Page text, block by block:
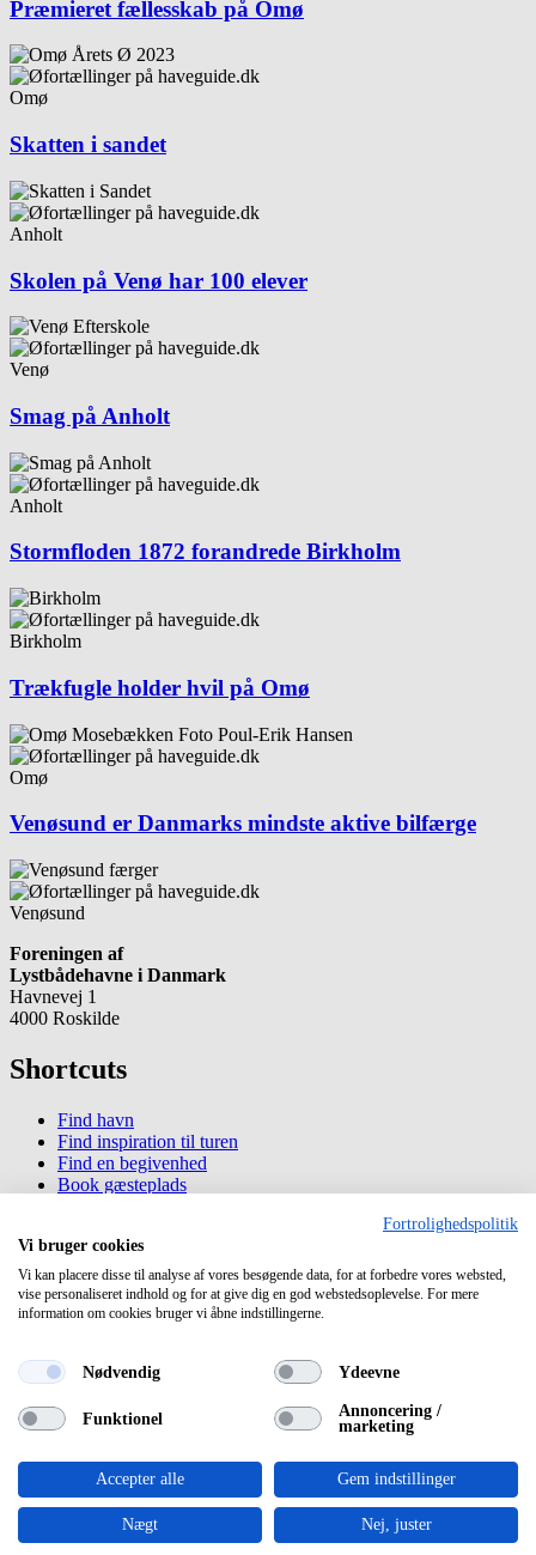
Præmieret fællesskab på Omø
Omø
Skatten i sandet
Anholt
Skolen på Venø har 100 elever
Venø
Smag på Anholt
Anholt
Stormfloden 1872 forandrede Birkholm
Birkholm
Trækfugle holder hvil på Omø
Omø
Venøsund er Danmarks mindste aktive bilfærge
Venøsund
Foreningen af
Lystbådehavne i Danmark
Havnevej 1
4000 Roskilde
Shortcuts
Find havn
Find inspiration til turen
Find en begivenhed
Book gæsteplads
Information
Om havneguide.dk
Newsletter
Jeres næste sejltur.
Tilmeld nyhedsbrev
Fortrolighedspolitik
Vi bruger cookies
Vi kan placere disse til analyse af vores besøgende data, for at forbedre vores websted,
vise personaliseret indhold og for at give dig en god webstedsoplevelse. For mere
information om cookies bruger vi åbne indstillingerne.
Nødvendig Ydeevne
Funktionel
Annoncering /
marketing
Accepter alle Gem indstillinger
Nægt Nej, juster